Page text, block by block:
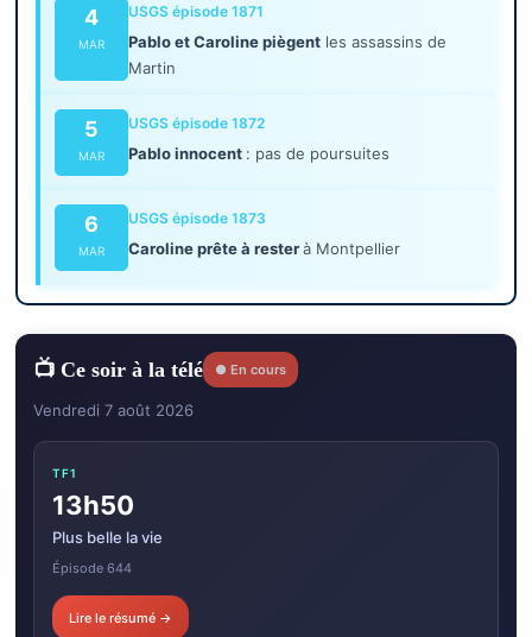
4
MAR
USGS épisode 1871
Pablo et Caroline piègent les assassins de
Martin
5
MAR
USGS épisode 1872
Pablo innocent : pas de poursuites
6
MAR
USGS épisode 1873
Caroline prête à resterà Montpellier
📺 Ce soir à la télé ● En cours
Vendredi 7 août 2026
TF1
13h50
Plus belle la vie
Épisode 644
Lire le résumé →